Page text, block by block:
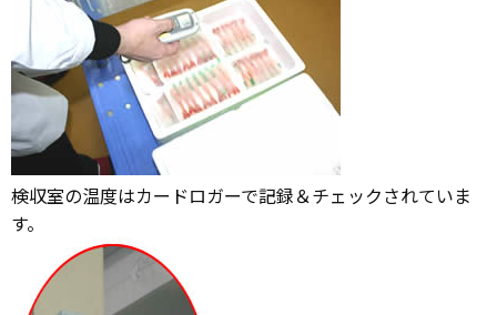
検収室の温度はカードロガーで記録＆チェックされていま
す。